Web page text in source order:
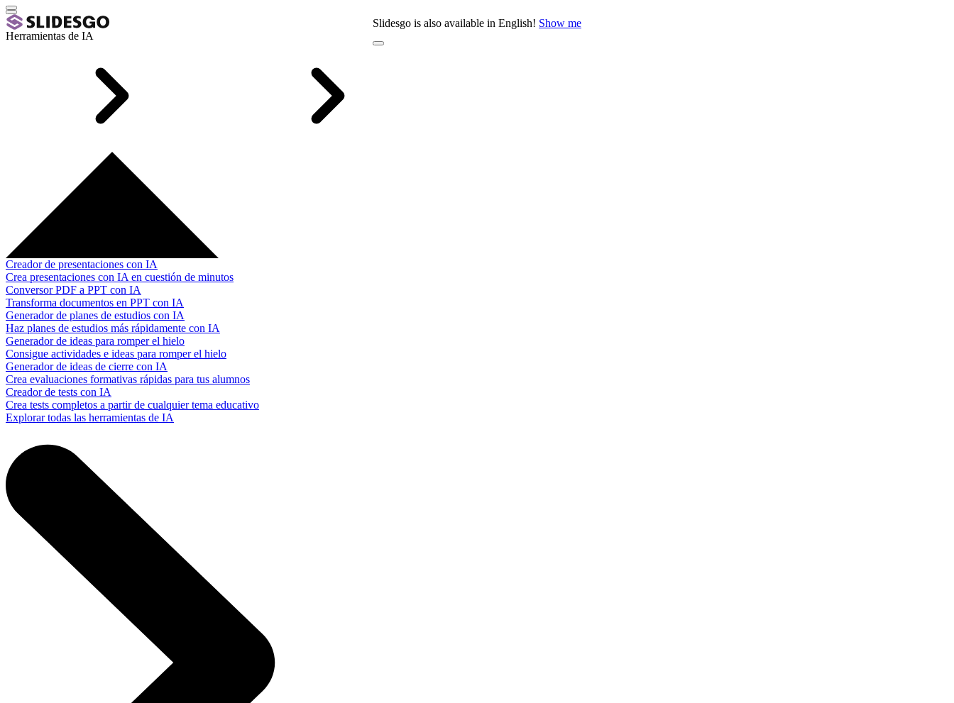
Slidesgo is also available in English! Show me
Herramientas de IA
Creador de presentaciones con IA
Crea presentaciones con IA en cuestión de minutos
Conversor PDF a PPT con IA
Transforma documentos en PPT con IA
Generador de planes de estudios con IA
Haz planes de estudios más rápidamente con IA
Generador de ideas para romper el hielo
Consigue actividades e ideas para romper el hielo
Generador de ideas de cierre con IA
Crea evaluaciones formativas rápidas para tus alumnos
Creador de tests con IA
Crea tests completos a partir de cualquier tema educativo
Explorar todas las herramientas de IA